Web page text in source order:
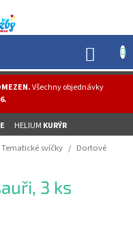
Všechny objednávky
HELIUM KURÝR
Tematické svíčky / Dortové
3 ks